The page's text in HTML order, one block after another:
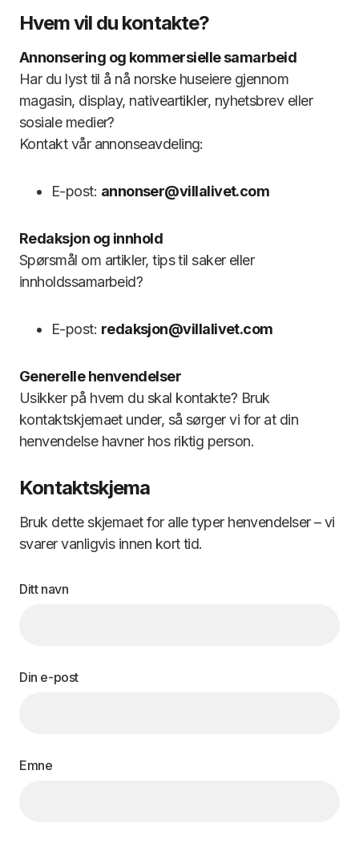
Hvem vil du kontakte?
Annonsering og kommersielle samarbeid
Har du lyst til å nå norske huseiere gjennom
magasin, display, nativeartikler, nyhetsbrev eller
sosiale medier?
Kontakt vår annonseavdeling:
E-post: annonser@villalivet.com
Redaksjon og innhold
Spørsmål om artikler, tips til saker eller
innholdssamarbeid?
E-post: redaksjon@villalivet.com
Generelle henvendelser
Usikker på hvem du skal kontakte? Bruk
kontaktskjemaet under, så sørger vi for at din
henvendelse havner hos riktig person.
Kontaktskjema
Bruk dette skjemaet for alle typer henvendelser – vi
svarer vanligvis innen kort tid.
Ditt navn
Din e-post
Emne